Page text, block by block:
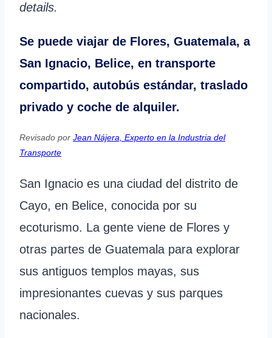
details.
Se puede viajar de Flores, Guatemala, a
San Ignacio, Belice, en transporte
compartido, autobús estándar, traslado
privado y coche de alquiler.
Revisado por Jean Nájera, Experto en la Industria del
Transporte
San Ignacio es una ciudad del distrito de
Cayo, en Belice, conocida por su
ecoturismo. La gente viene de Flores y
otras partes de Guatemala para explorar
sus antiguos templos mayas, sus
impresionantes cuevas y sus parques
nacionales.